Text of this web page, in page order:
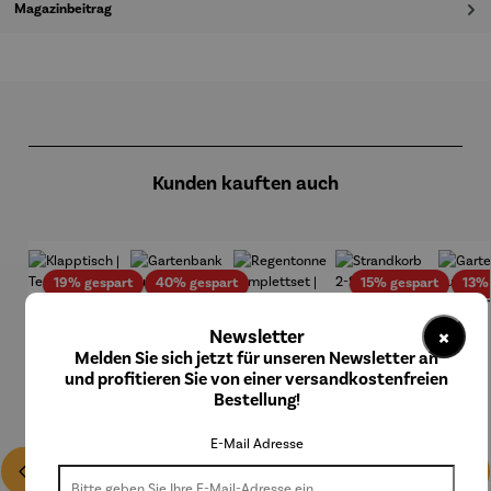
Magazinbeitrag
Kunden kauften auch
19% gespartRabatt40% gespartRabatt 15% gespartRabatt
×
Newsletter
Melden Sie sich jetzt für unseren Newsletter an
und profitieren Sie von einer versandkostenfreien
Bestellung!
E-Mail Adresse